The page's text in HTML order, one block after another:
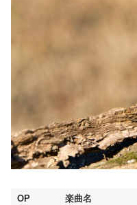
OP 楽曲名